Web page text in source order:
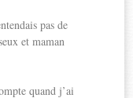
pas de
et maman
quand j’ai